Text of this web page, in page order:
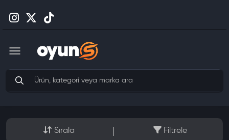
Sırala Filtrele